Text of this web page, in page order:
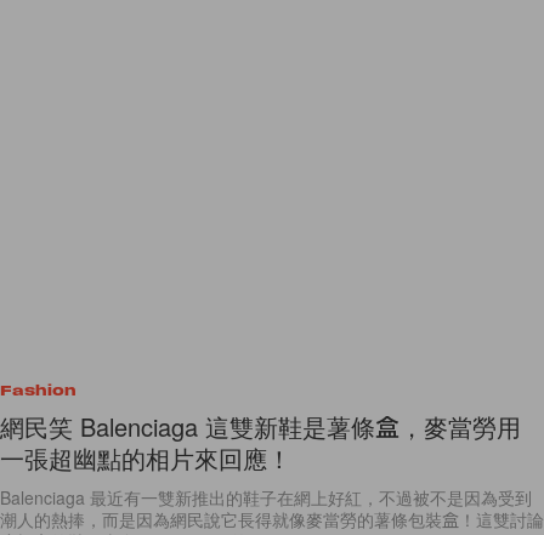
Fashion
網民笑 Balenciaga 這雙新鞋是薯條盒，麥當勞用
一張超幽點的相片來回應！
Balenciaga 最近有一雙新推出的鞋子在網上好紅，不過被不是因為受到
潮人的熱捧，而是因為網民說它長得就像麥當勞的薯條包裝盒！這雙討論